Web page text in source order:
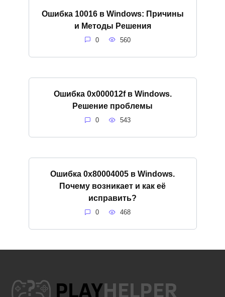
Ошибка 10016 в Windows: Причины
и Методы Решения
0 560
Ошибка 0x000012f в Windows.
Решение проблемы
0 543
Ошибка 0x80004005 в Windows.
Почему возникает и как её
исправить?
0 468